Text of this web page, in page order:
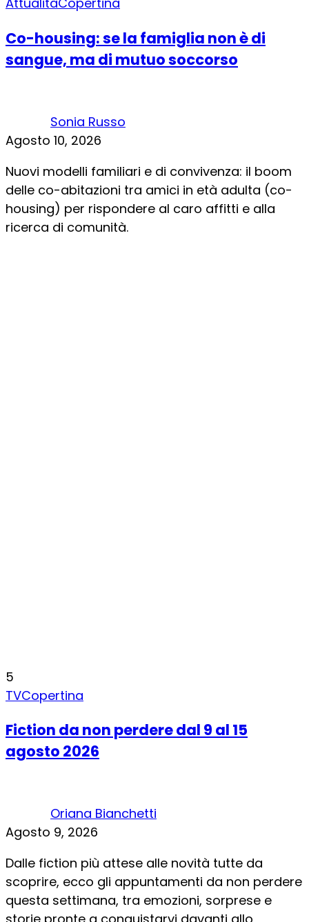
Co-housing: se la famiglia non è di
sangue, ma di mutuo soccorso
Sonia Russo
Agosto 10, 2026
Nuovi modelli familiari e di convivenza: il boom
delle co-abitazioni tra amici in età adulta (co-
housing) per rispondere al caro affitti e alla
ricerca di comunità.
5
TVCopertina
Fiction da non perdere dal 9 al 15
agosto 2026
Oriana Bianchetti
Agosto 9, 2026
Dalle fiction più attese alle novità tutte da
scoprire, ecco gli appuntamenti da non perdere
questa settimana, tra emozioni, sorprese e